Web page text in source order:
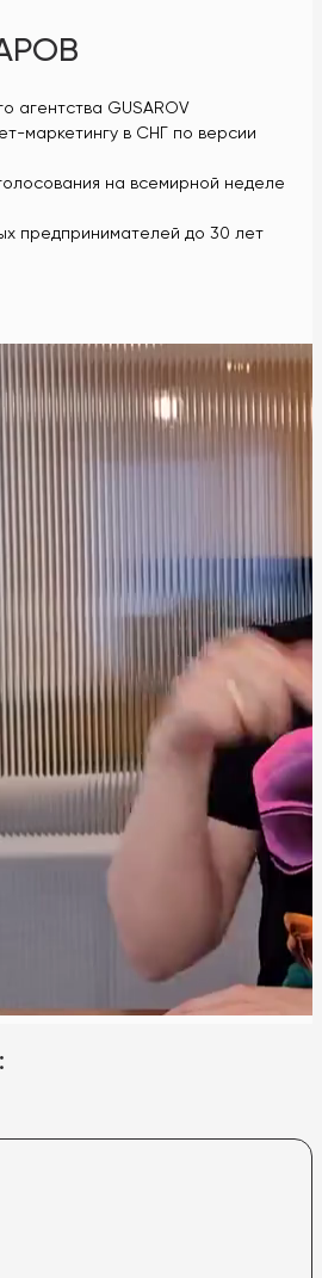
агентства GUSAROV
маркетингу в СНГ по версии
на всемирной неделе
предпринимателей до 30 лет